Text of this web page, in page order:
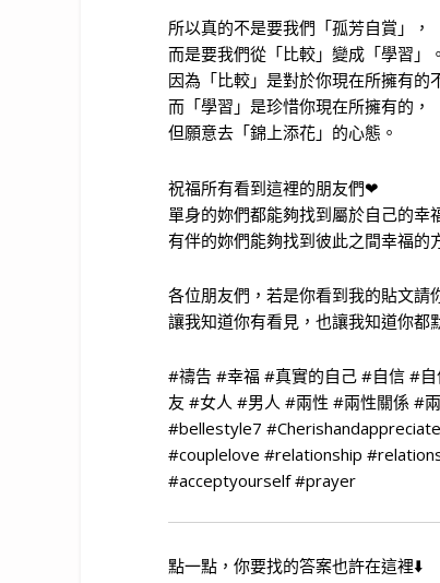
所以真的不是要我們「孤芳自賞」，
而是要我們從「比較」變成「學習」。
因為「比較」是對於你現在所擁有的
而「學習」是珍惜你現在所擁有的，
但願意去「錦上添花」的心態。
祝福所有看到這裡的朋友們❤
單身的妳們都能夠找到屬於自己的幸
有伴的妳們能夠找到彼此之間幸福的
各位朋友們，若是你看到我的貼文請
讓我知道你有看見，也讓我知道你
#禱告 #幸福 #真實的自己 #自信 #
友 #女人 #男人 #兩性 #兩性關係 #
#bellestyle7
#couplelove #relationship
#acceptyourself #prayer
點一點，你要找的答案也許在這裡⬇️